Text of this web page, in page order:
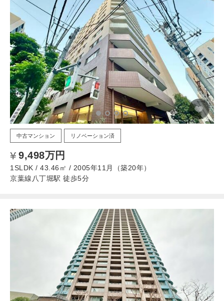
中古マンション リノベーション済
9,498万円
1SLDK / 43.46㎡ / 2005年11月（築20年）
京葉線八丁堀駅 徒歩5分